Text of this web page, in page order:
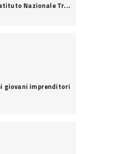
Nazionale Tr...